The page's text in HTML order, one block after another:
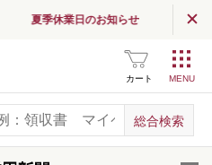
夏季休業日のお知らせ
カート